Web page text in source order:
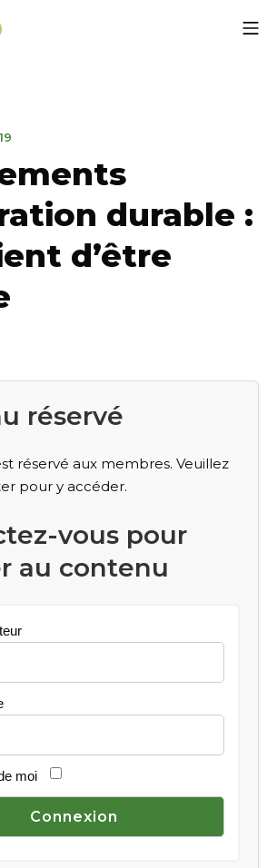
2019
durable :
d’être
réservé
réservé aux membres. Veuillez
pour y accéder.
vous pour
au contenu
moi